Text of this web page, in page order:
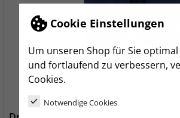
Cookie Einstellungen
Um unseren Shop für Sie
und fortlaufend zu verbessern,
Cookies.
Notwendige Cookies